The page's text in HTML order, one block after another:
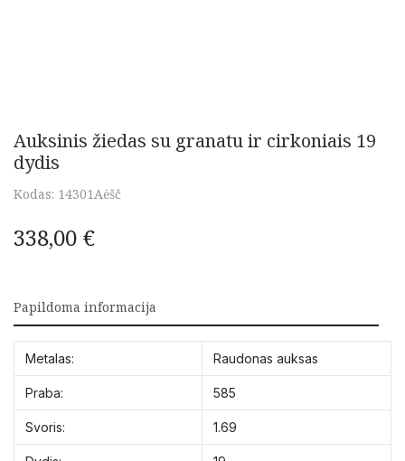
Auksinis žiedas su granatu ir cirkoniais 19
dydis
Kodas: 14301Aėšč
338,00 €
Papildoma informacija
Metalas: Raudonas auksas
Praba: 585
Svoris: 1.69